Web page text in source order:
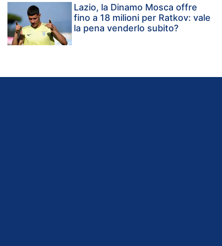
Lazio, la Dinamo Mosca offre
fino a 18 milioni per Ratkov: vale
la pena venderlo subito?